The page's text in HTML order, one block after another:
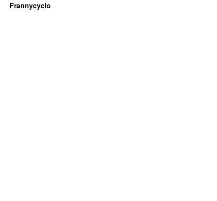
Frannycyclo